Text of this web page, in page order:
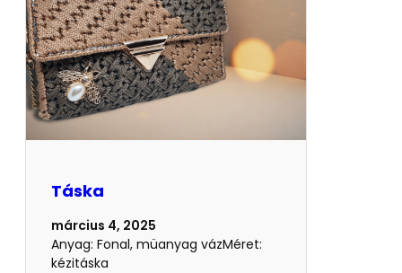
Táska
március 4, 2025
Anyag: Fonal, müanyag vázMéret:
kézitáska